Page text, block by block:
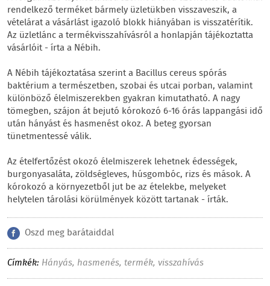
rendelkező terméket bármely üzletükben visszaveszik, a
vételárat a vásárlást igazoló blokk hiányában is visszatérítik.
Az üzletlánc a termékvisszahívásról a honlapján tájékoztatta
vásárlóit - írta a Nébih.
A Nébih tájékoztatása szerint a Bacillus cereus spórás
baktérium a természetben, szobai és utcai porban, valamint
különböző élelmiszerekben gyakran kimutatható. A nagy
tömegben, szájon át bejutó kórokozó 6-16 órás lappangási idő
után hányást és hasmenést okoz. A beteg gyorsan
tünetmentessé válik.
Az ételfertőzést okozó élelmiszerek lehetnek édességek,
burgonyasaláta, zöldségleves, húsgombóc, rizs és mások. A
kórokozó a környezetből jut be az ételekbe, melyeket
helytelen tárolási körülmények között tartanak - írták.
Oszd meg barátaiddal
Címkék: Hányás, hasmenés, termék, visszahívás